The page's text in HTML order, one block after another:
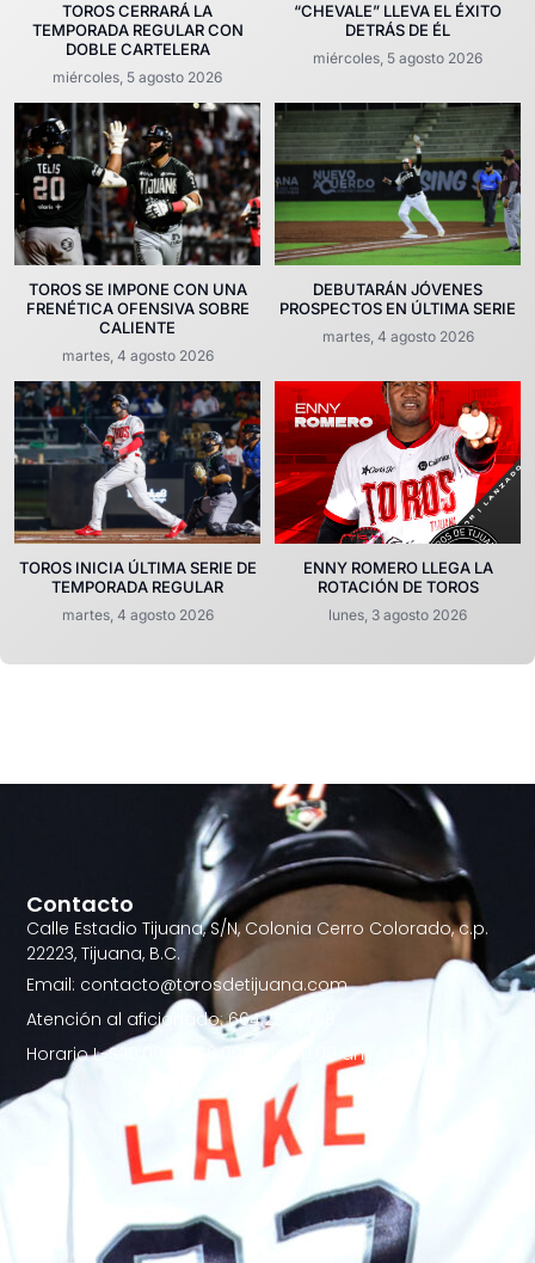
TOROS CERRARÁ LA
TEMPORADA REGULAR CON
DOBLE CARTELERA
miércoles, 5 agosto 2026
“CHEVALE” LLEVA EL ÉXITO
DETRÁS DE ÉL
miércoles, 5 agosto 2026
TOROS SE IMPONE CON UNA
FRENÉTICA OFENSIVA SOBRE
CALIENTE
martes, 4 agosto 2026
DEBUTARÁN JÓVENES
PROSPECTOS EN ÚLTIMA SERIE
martes, 4 agosto 2026
TOROS INICIA ÚLTIMA SERIE DE
TEMPORADA REGULAR
martes, 4 agosto 2026
ENNY ROMERO LLEGA LA
ROTACIÓN DE TOROS
lunes, 3 agosto 2026
Contacto
Calle Estadio Tijuana, S/N, Colonia Cerro Colorado, c.p.
22223, Tijuana, B.C.
Email: contacto@torosdetijuana.com
Atención al aficionado: 664.257.21.88
Horario L-S 10:00AM - 6:00PM | D 10:00 am a 2:00 pm